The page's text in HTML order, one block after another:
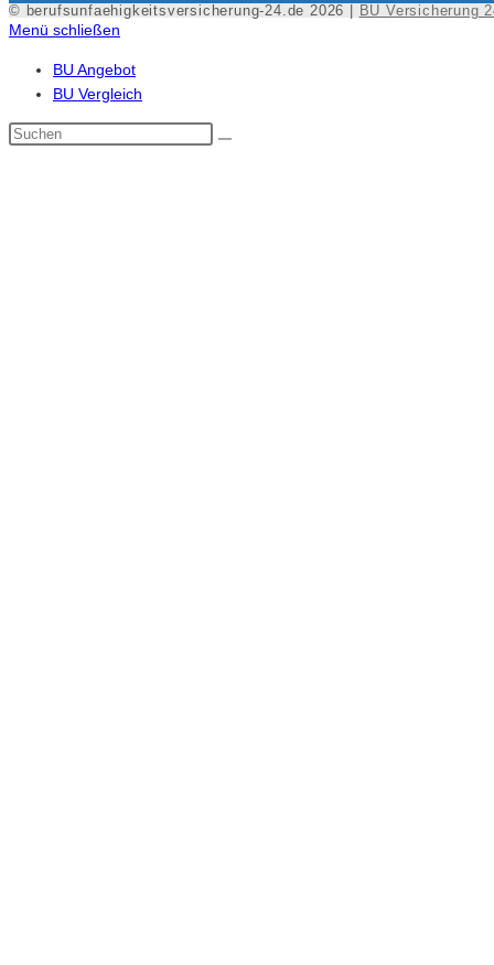
© berufsunfaehigkeitsversicherung-24.de 2026 | BU Versicherung
Menü schließen
BU Angebot
BU Vergleich
Diese